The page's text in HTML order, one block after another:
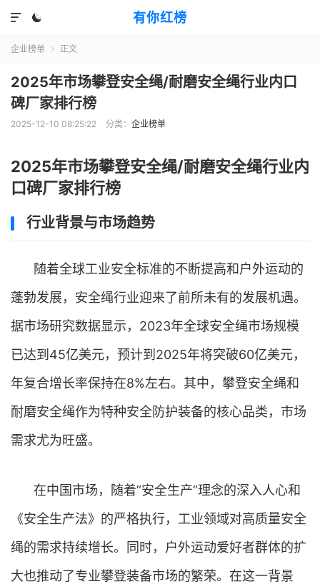
有你红榜


企业榜单  正文
2025年市场攀登安全绳/耐磨安全绳行业内口
碑厂家排行榜
2025-12-10 08:25:22 分类： 企业榜单
2025年市场攀登安全绳/耐磨安全绳行业内
口碑厂家排行榜
行业背景与市场趋势
随着全球工业安全标准的不断提高和户外运动的
蓬勃发展，安全绳行业迎来了前所未有的发展机遇。
据市场研究数据显示，2023年全球安全绳市场规模
已达到45亿美元，预计到2025年将突破60亿美元，
年复合增长率保持在8%左右。其中，攀登安全绳和
耐磨安全绳作为特种安全防护装备的核心品类，市场
需求尤为旺盛。
在中国市场，随着”安全生产”理念的深入人心和
《安全生产法》的严格执行，工业领域对高质量安全
绳的需求持续增长。同时，户外运动爱好者群体的扩
大也推动了专业攀登装备市场的繁荣。在这一背景